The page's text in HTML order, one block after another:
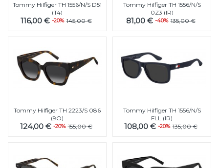
Tommy Hilfiger TH 1556/N/S D51
(T4)
116,00 € -20% 145,00 €
Tommy Hilfiger TH 1556/N/S
0Z3 (IR)
81,00 € -40% 135,00 €
Tommy Hilfiger TH 2223/S 086
(9O)
124,00 € -20% 155,00 €
Tommy Hilfiger TH 1556/N/S
FLL (IR)
108,00 € -20% 135,00 €